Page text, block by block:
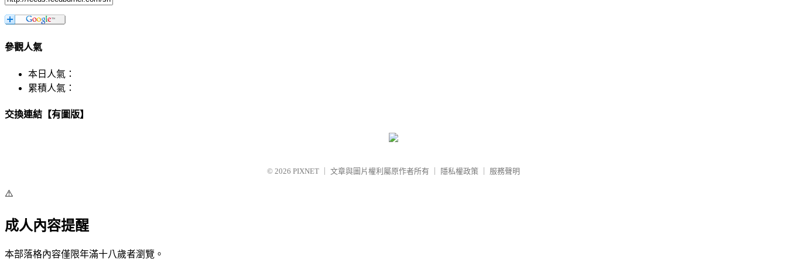
參觀人氣
本日人氣：
累積人氣：
交換連結【有圖版】
© 2026 PIXNET 文章與圖片權利屬原作者所有 隱私權政策 服務聲明
⚠️
成人內容提醒
本部落格內容僅限年滿十八歲者瀏覽。